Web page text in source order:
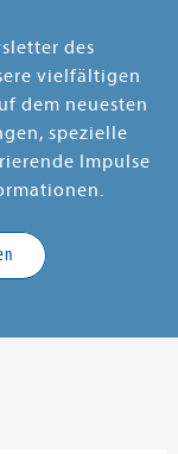
des
vielfältigen
dem neuesten
spezielle
Impulse